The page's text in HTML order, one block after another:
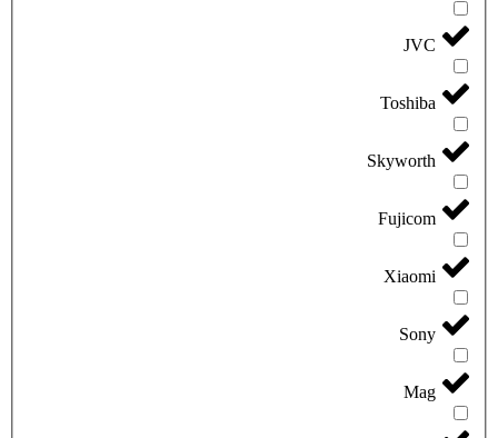
JVC
Toshiba
Skyworth
Fujicom
Xiaomi
Sony
Mag